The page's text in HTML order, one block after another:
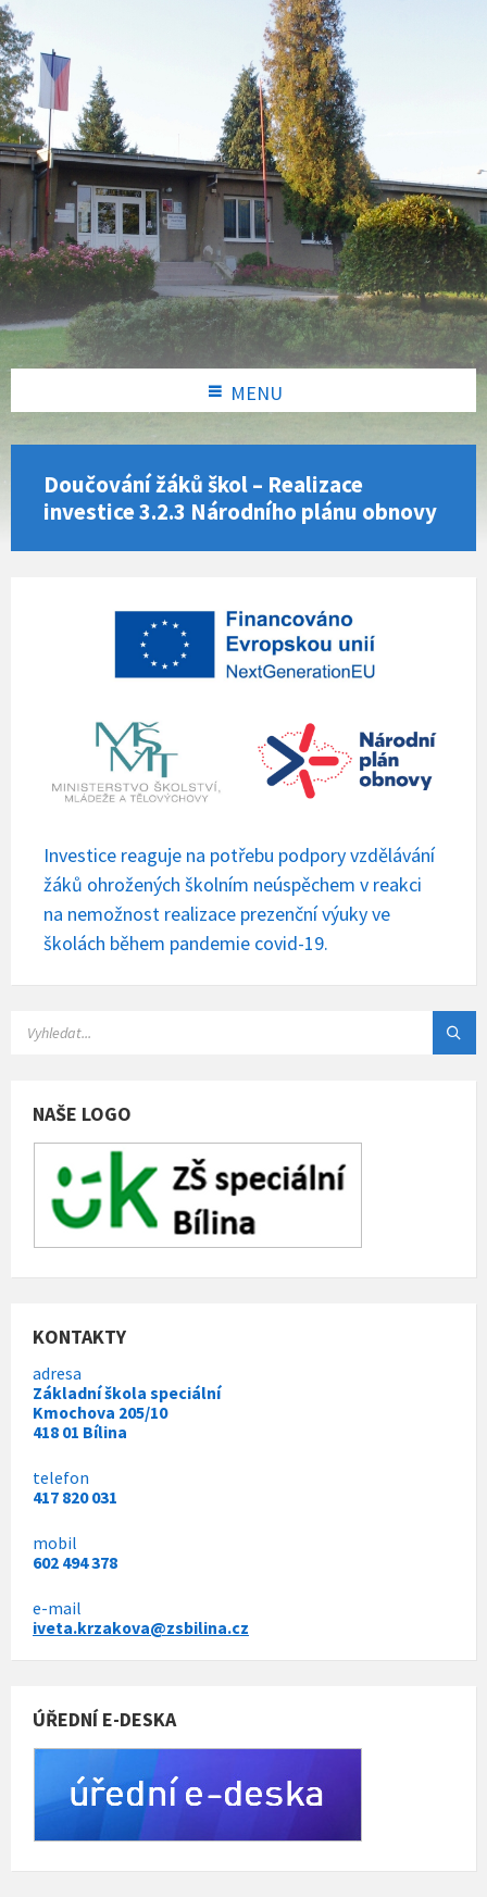
MENU
Doučování žáků škol – Realizace
investice 3.2.3 Národního plánu obnovy
Investice reaguje na potřebu podpory vzdělávání
žáků ohrožených školním neúspěchem v reakci
na nemožnost realizace prezenční výuky ve
školách během pandemie covid-19.
NAŠE LOGO
KONTAKTY
adresa
Základní škola speciální
Kmochova 205/10
418 01 Bílina
telefon
417 820 031
mobil
602 494 378
e-mail
iveta.krzakova@zsbilina.cz
ÚŘEDNÍ E-DESKA